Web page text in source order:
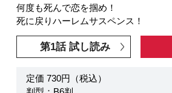
何度も死んで恋を掴め！
死に戻りハーレムサスペンス！
第1話 試し読み
定価 730円（税込）